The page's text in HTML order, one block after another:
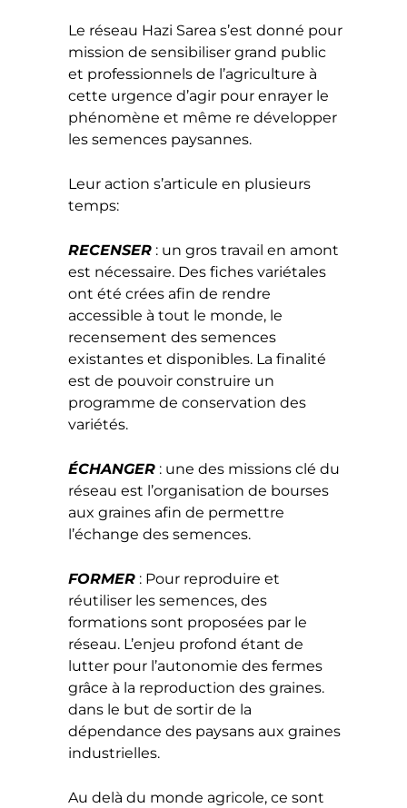
Le réseau Hazi Sarea s’est donné pour
mission de sensibiliser grand public
et professionnels de l’agriculture à
cette urgence d’agir pour enrayer le
phénomène et même re développer
les semences paysannes.
Leur action s’articule en plusieurs
temps:
RECENSER : un gros travail en amont
est nécessaire. Des fiches variétales
ont été crées afin de rendre
accessible à tout le monde, le
recensement des semences
existantes et disponibles. La finalité
est de pouvoir construire un
programme de conservation des
variétés.
ÉCHANGER : une des missions clé du
réseau est l’organisation de bourses
aux graines afin de permettre
l’échange des semences.
FORMER : Pour reproduire et
réutiliser les semences, des
formations sont proposées par le
réseau. L’enjeu profond étant de
lutter pour l’autonomie des fermes
grâce à la reproduction des graines.
dans le but de sortir de la
dépendance des paysans aux graines
industrielles.
Au delà du monde agricole, ce sont